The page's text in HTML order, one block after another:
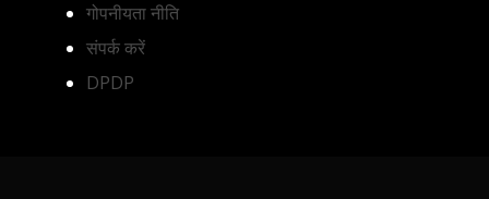
गोपनीयता नीति
संपर्क करें
DPDP